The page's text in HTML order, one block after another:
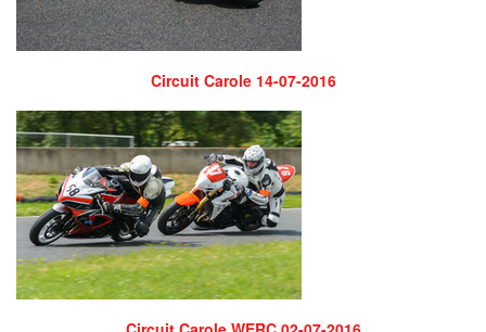
Circuit Carole 14-07-2016